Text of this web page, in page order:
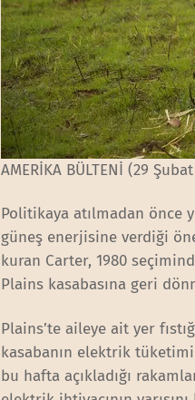
AMERİKA BÜLTENİ (29
Politikaya atılmadan önce
güneş enerjisine verdiği
kuran Carter, 1980
Plains kasabasına geri
Plains’te aileye ait yer
kasabanın elektrik
bu hafta açıkladığı